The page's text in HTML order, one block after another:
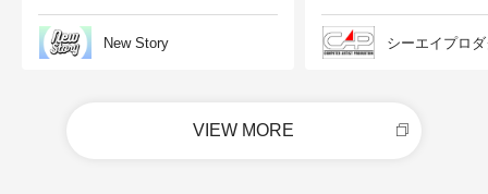
New Story シーエイプロ
VIEW MORE